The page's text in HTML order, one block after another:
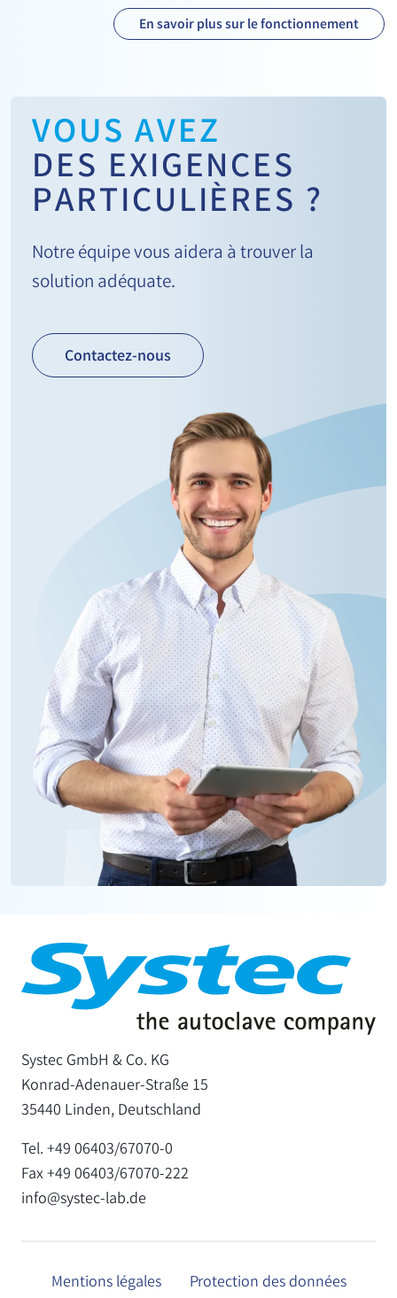
En savoir plus sur le fonctionnement
VOUS AVEZ
DES EXIGENCES
PARTICULIÈRES ?
Notre équipe vous aidera à trouver la
solution adéquate.
Contactez-nous
Systec GmbH & Co. KG
Konrad-Adenauer-Straße 15
35440 Linden, Deutschland
Tel. +49 06403/67070-0
Fax +49 06403/67070-222
info@systec-lab.de
Mentions légales Protection des données